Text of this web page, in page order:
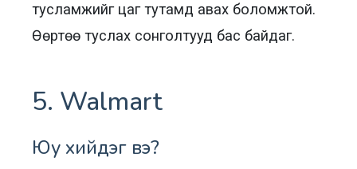
тусламжийг цаг тутамд авах боломжтой.
Өөртөө туслах сонголтууд бас байдаг.
5. Walmart
Юу хийдэг вэ?